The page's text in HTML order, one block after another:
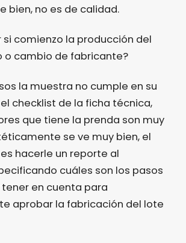
bien, no es de calidad.
si comienzo la producción del
cambio de fabricante?
la muestra no cumple en su
checklist de la ficha técnica,
que tiene la prenda son muy
se ve muy bien, el
hacerle un reporte al
cuáles son los pasos
en cuenta para
aprobar la fabricación del lote